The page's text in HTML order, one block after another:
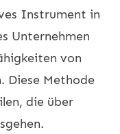
Instrument in
Unternehmen
von
Diese Methode
die über